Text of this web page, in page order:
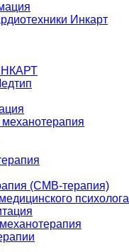
Инкарт
(СМВ-терапия)
психолога